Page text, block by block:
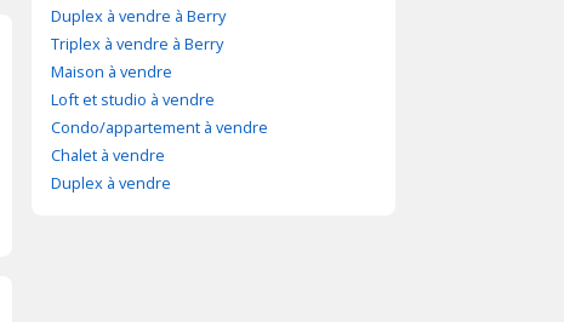
Duplex à vendre à Berry
Triplex à vendre à Berry
Maison à vendre
Loft et studio à vendre
Condo/appartement à vendre
Chalet à vendre
Duplex à vendre